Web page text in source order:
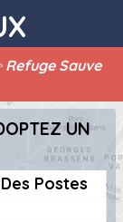
Refuge Sauve
UN
Postes